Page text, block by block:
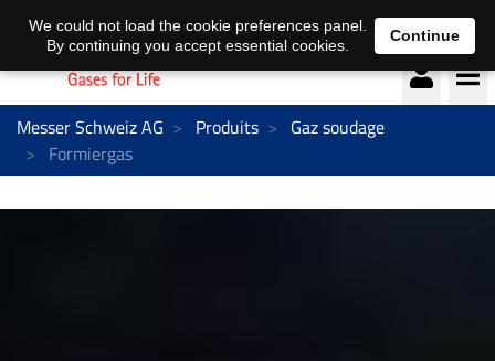
Deutsch français
Messer Schweiz AG Produits
Gaz soudage
Formiergas
We could not load the cookie preferences panel.
By continuing you accept essential cookies.
Continue